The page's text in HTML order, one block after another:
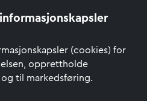
(cookies) for
opprettholde
til markedsføring.